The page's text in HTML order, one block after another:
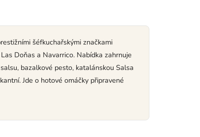
šéfkuchařskými značkami
Doňas a Navarrico. Nabídka zahrnuje
bazalkové pesto, katalánskou Salsa
Jde o hotové omáčky připravené